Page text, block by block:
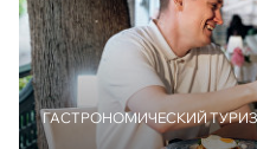
ГАСТРОНОМИЧЕСКИЙ